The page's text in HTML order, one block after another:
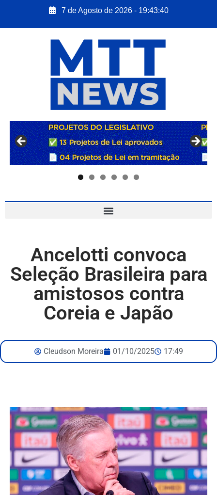
7 de Agosto de 2026 - 19:43:41
Ancelotti convoca
Seleção Brasileira para
amistosos contra
Coreia e Japão
Cleudson Moreira 01/10/2025 17:49